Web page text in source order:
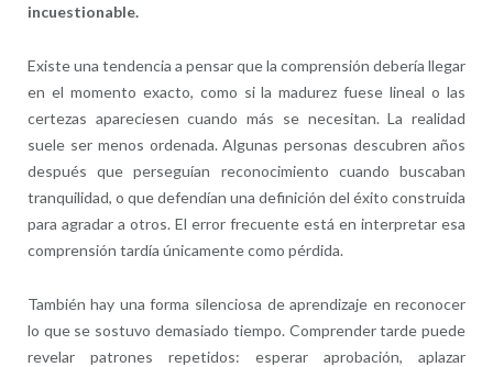
incuestionable.
Existe una tendencia a pensar que la comprensión debería llegar
en el momento exacto, como si la madurez fuese lineal o las
certezas apareciesen cuando más se necesitan. La realidad
suele ser menos ordenada. Algunas personas descubren años
después que perseguían reconocimiento cuando buscaban
tranquilidad, o que defendían una definición del éxito construida
para agradar a otros. El error frecuente está en interpretar esa
comprensión tardía únicamente como pérdida.
También hay una forma silenciosa de aprendizaje en reconocer
lo que se sostuvo demasiado tiempo. Comprender tarde puede
revelar patrones repetidos: esperar aprobación, aplazar